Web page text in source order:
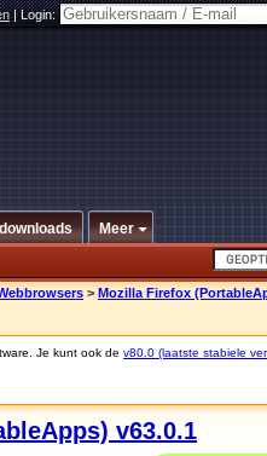
|Login:
Meer
> Mozilla Firefox
Je kunt ook de v80.0 (laatste stabiele
v63.0.1